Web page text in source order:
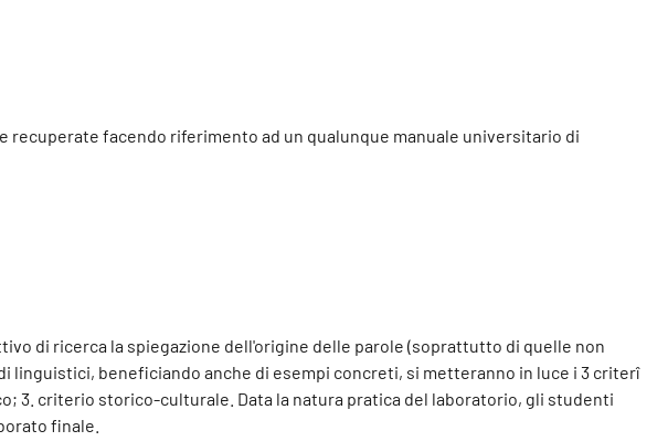
recuperate facendo riferimento ad un qualunque manuale universitario di
di ricerca la spiegazione dell'origine delle parole (soprattutto di quelle non
beneficiando anche di esempi concreti, si metteranno in luce i 3 criterî
3. criterio storico-culturale. Data la natura pratica del laboratorio, gli studenti
finale.